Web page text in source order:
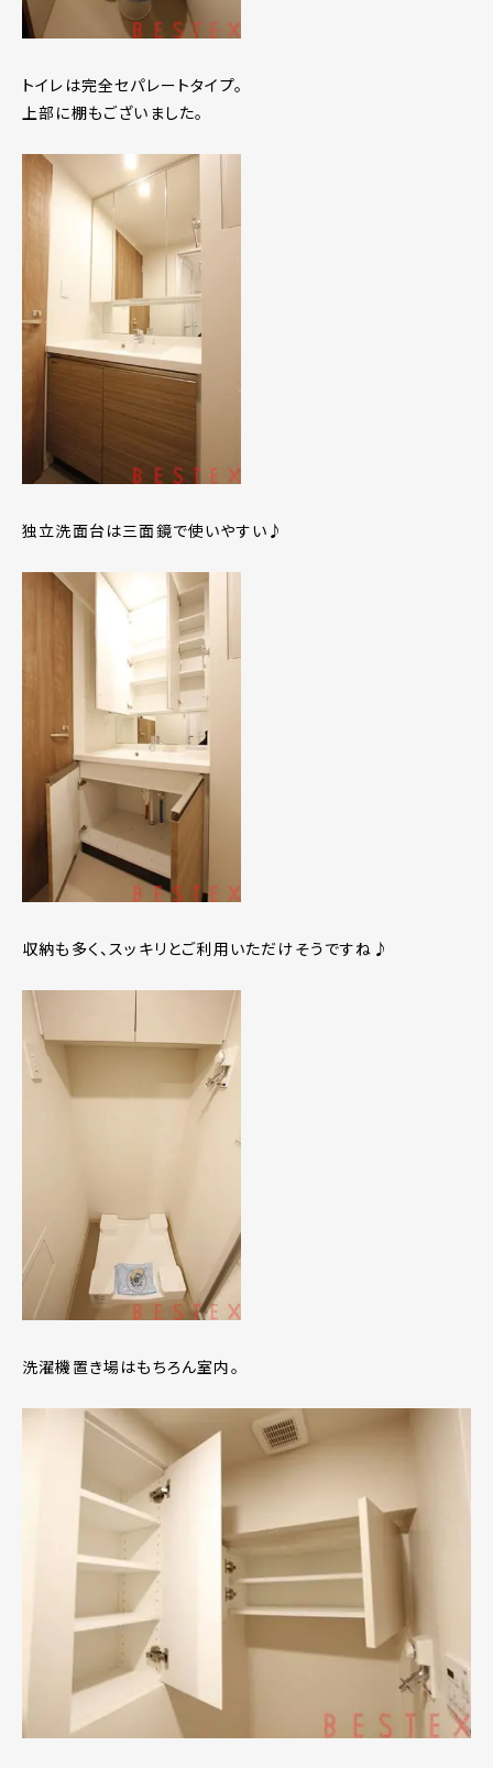
トイレは完全セパレートタイプ。
上部に棚もございました。
独立洗面台は三面鏡で使いやすい♪
収納も多く、スッキリとご利用いただけそうですね♪
洗濯機置き場はもちろん室内。